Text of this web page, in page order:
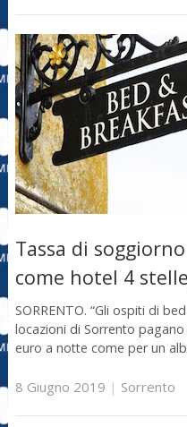
Tassa di
come hotel 4
SORRENTO. “Gli ospiti di
locazioni di Sorrento
euro a notte come per un
8 Giugno 2019 | Sorrento